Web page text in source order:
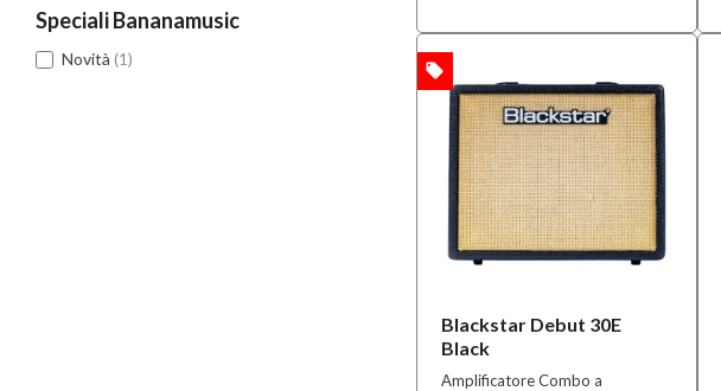
Speciali Bananamusic
Novità (1)
Blackstar Debut 30E
Black
Amplificatore Combo a
local_offer